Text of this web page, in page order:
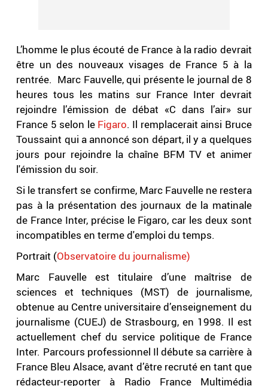
L’homme le plus écouté de France à la radio devrait
être un des nouveaux visages de France 5 à la
rentrée. Marc Fauvelle, qui présente le journal de 8
heures tous les matins sur France Inter devrait
rejoindre l’émission de débat «C dans l’air» sur
France 5 selon leFigaro. Il remplacerait ainsi Bruce
Toussaint qui a annoncé son départ, il y a quelques
jours pour rejoindre la chaîne BFM TV et animer
l'émission du soir.
Si le transfert se confirme, Marc Fauvelle ne restera
pas à la présentation des journaux de la matinale
de France Inter, précise le Figaro, car les deux sont
incompatibles en terme d'emploi du temps.
Portrait (Observatoire du journalisme)
Marc Fauvelle est titulaire d’une maîtrise de
sciences et techniques (MST) de journalisme,
obtenue au Centre universitaire d’enseignement du
journalisme (CUEJ) de Strasbourg, en 1998. Il est
actuellement chef du service politique de France
Inter. Parcours professionnel Il débute sa carrière à
France Bleu Alsace, avant d’être recruté en tant que
rédacteur-reporter à Radio France Multimédia